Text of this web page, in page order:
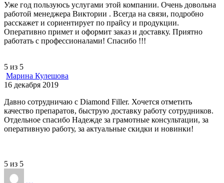
Уже год пользуюсь услугами этой компании. Очень довольна
работой менеджера Виктории . Всегда на связи, подробно
расскажет и сориентирует по прайсу и продукции.
Оперативно примет и оформит заказ и доставку. Приятно
работать с профессионалами! Спасибо !!!
5 из 5
Марина Кулешова
16 декабря 2019
Давно сотрудничаю с Diamond Filler. Хочется отметить
качество препаратов, быструю доставку работу сотрудников.
Отдельное спасибо Надежде за грамотные консультации, за
оперативную работу, за актуальные скидки и новинки!
5 из 5